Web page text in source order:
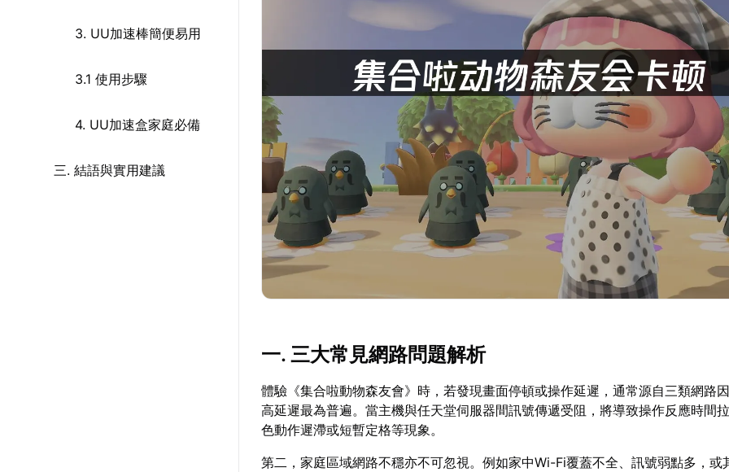
3. UU加速棒簡便易用
3.1 使用步驟
4. UU加速盒家庭必備
三. 結語與實用建議
一. 三大常見網路問題解析
體驗《集合啦動物森友會》時，若發現畫面停頓或操作延遲，通常源自三類網路
高延遲最為普遍。當主機與任天堂伺服器間訊號傳遞受阻，將導致操作反應時間
色動作遲滯或短暫定格等現象。
第二，家庭區域網路不穩亦不可忽視。例如家中Wi-Fi覆蓋不全、訊號弱點多，或